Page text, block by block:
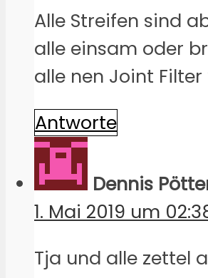
Alle Streifen sind
alle einsam oder
alle nen Joint Filter
Antworte
Dennis
1. Mai 2019 um
Tja und alle zettel